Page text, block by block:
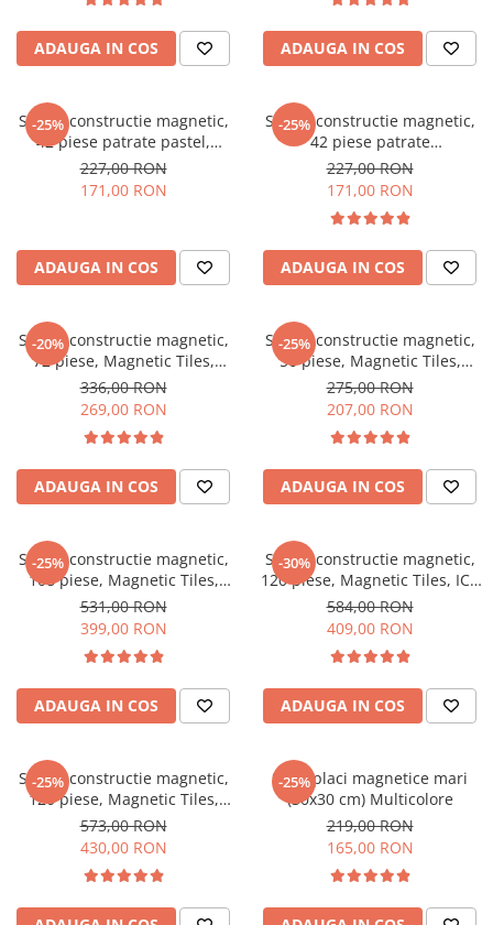
ADAUGA IN COS ADAUGA IN COS
-25%
Set de constructie magnetic,
42 piese patrate pastel,
Magnetic Tiles, 2D, 3D
227,00 RON
171,00 RON
ADAUGA IN COS
-25%
Set de constructie magnetic,
42 piese patrate
transparente, Magnetic Tiles,
2D, 3D
227,00 RON
171,00 RON
ADAUGA IN COS
-20%
Set de constructie magnetic,
72 piese, Magnetic Tiles,
transparente de forme
geometrice diferite, 2D, 3D
336,00 RON
269,00 RON
ADAUGA IN COS
-25%
Set de constructie magnetic,
56 piese, Magnetic Tiles,
pastel de forme geometrice
diferite, 2D, 3D
275,00 RON
207,00 RON
ADAUGA IN COS
-25%
Set de constructie magnetic,
108 piese, Magnetic Tiles,
multicolore de forme
geometrice diferite, 2D, 3D
531,00 RON
399,00 RON
ADAUGA IN COS
-30%
Set de constructie magnetic,
120 piese, Magnetic Tiles, ICE
STYLE de forme geometrice
diferite, 2D, 3D
584,00 RON
409,00 RON
ADAUGA IN COS
-25%
Set de constructie magnetic,
120 piese, Magnetic Tiles,
multicolore de forme
geometrice diferite, 2D, 3D
573,00 RON
430,00 RON
-25%
Set 2 placi magnetice mari
(30x30 cm) Multicolore
219,00 RON
165,00 RON